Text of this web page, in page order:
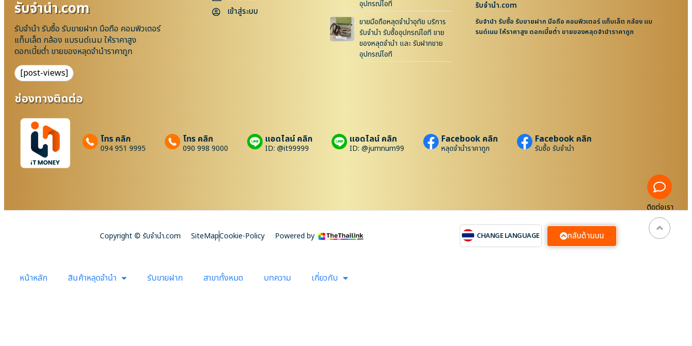
รับจํานํา.com
รับจำนำ รับซื้อ รับขายฝาก มือถือ คอมพิวเตอร์
แท็บเล็ต กล้อง แบรนด์เนม ให้ราคาสูง
ดอกเบี้ยต่ำ ขายของหลุดจำนำราคาถูก
[post-views]
เข้าสู่ระบบ
อุปกรณ์ไอที
ขายมือถือหลุดจำนำอุทัย บริการ
รับจำนำ รับซื้ออุปกรณ์ไอที ขาย
ของหลุดจำนำ และ รับฝากขาย
อุปกรณ์ไอที
รับจํานํา.com
รับจำนำ รับซื้อ รับขายฝาก มือถือ คอมพิวเตอร์ แท็บเล็ต กล้อง แบ
รนด์เนม ให้ราคาสูง ดอกเบี้ยต่ำ ขายของหลุดจำนำราคาถูก
ช่องทางติดต่อ
โทร คลิก
094 951 9995
โทร คลิก
090 998 9000
แอดไลน์ คลิก
ID: @it99999
แอดไลน์ คลิก
ID: @jumnum99
Facebook คลิก
หลุดจำนำราคาถูก
Facebook คลิก
รับซื้อ รับจำนำ
Copyright © รับจํานํา.com SiteMapCookie-Policy Powered by CHANGE LANGUAGE กลับด้านบน
ติดต่อเรา
หน้าหลัก สินค้าหลุดจำนำ รับขายฝาก สาขาทั้งหมด บทความ เกี่ยวกับ